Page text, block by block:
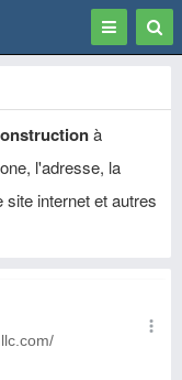
Toggle
à
l'adresse, la
site internet et autres